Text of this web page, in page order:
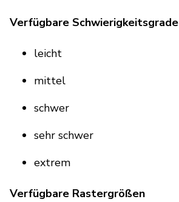
Verfügbare Schwierigkeitsgrade
leicht
mittel
schwer
sehr schwer
extrem
Verfügbare Rastergrößen